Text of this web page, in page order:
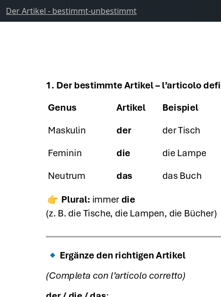
Der Artikel - bestimmt-unbestimmt